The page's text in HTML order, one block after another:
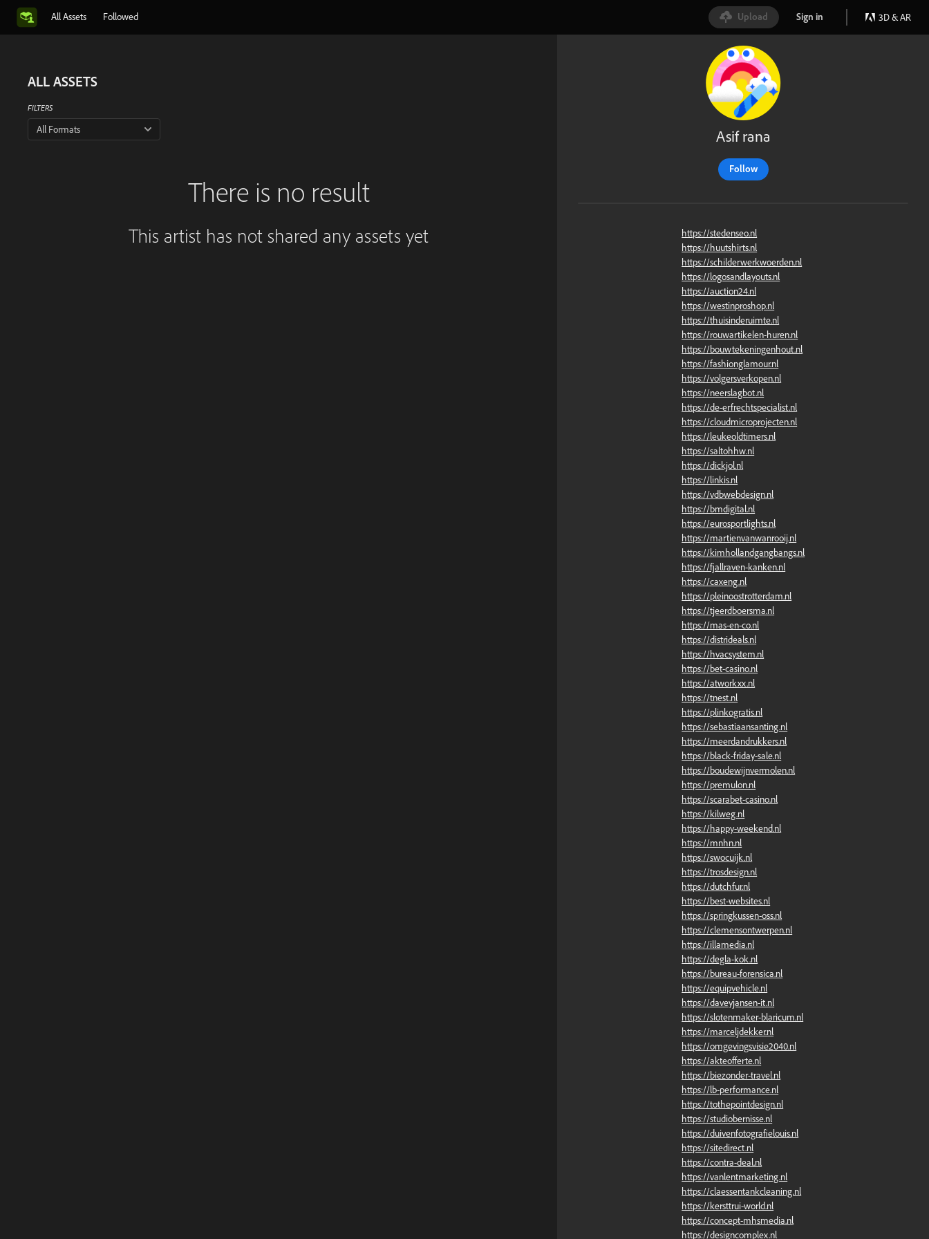
All Assets Followed Upload Sign in 3D & AR
ALL ASSETS
FILTERS
All Formats
There is no result
This artist has not shared any assets yet
Asif rana
Follow
https://stedenseo.nl
https://huutshirts.nl
https://schilderwerkwoerden.nl
https://logosandlayouts.nl
https://auction24.nl
https://westinproshop.nl
https://thuisinderuimte.nl
https://rouwartikelen-huren.nl
https://bouwtekeningenhout.nl
https://fashionglamour.nl
https://volgersverkopen.nl
https://neerslagbot.nl
https://de-erfrechtspecialist.nl
https://cloudmicroprojecten.nl
https://leukeoldtimers.nl
https://saltohhw.nl
https://dickjol.nl
https://linkis.nl
https://vdbwebdesign.nl
https://bmdigital.nl
https://eurosportlights.nl
https://martienvanwanrooij.nl
https://kimhollandgangbangs.nl
https://fjallraven-kanken.nl
https://caxeng.nl
https://pleinoostrotterdam.nl
https://tjeerdboersma.nl
https://mas-en-co.nl
https://distrideals.nl
https://hvacsystem.nl
https://bet-casino.nl
https://atworkxx.nl
https://tnest.nl
https://plinkogratis.nl
https://sebastiaansanting.nl
https://meerdandrukkers.nl
https://black-friday-sale.nl
https://boudewijnvermolen.nl
https://premulon.nl
https://scarabet-casino.nl
https://kilweg.nl
https://happy-weekend.nl
https://mnhn.nl
https://swocuijk.nl
https://trosdesign.nl
https://dutchfur.nl
https://best-websites.nl
https://springkussen-oss.nl
https://clemensontwerpen.nl
https://illamedia.nl
https://degla-kok.nl
https://bureau-forensica.nl
https://equipvehicle.nl
https://daveyjansen-it.nl
https://slotenmaker-blaricum.nl
https://marceljdekker.nl
https://omgevingsvisie2040.nl
https://akteofferte.nl
https://biezonder-travel.nl
https://lb-performance.nl
https://tothepointdesign.nl
https://studiobernisse.nl
https://duivenfotografielouis.nl
https://sitedirect.nl
https://contra-deal.nl
https://vanlentmarketing.nl
https://claessentankcleaning.nl
https://kersttrui-world.nl
https://concept-mhsmedia.nl
https://designcomplex.nl